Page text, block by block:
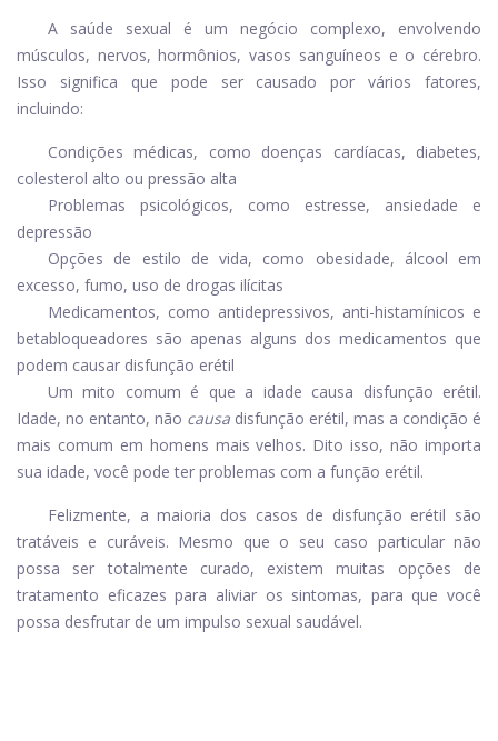
A saúde sexual é um negócio complexo, envolvendo
músculos, nervos, hormônios, vasos sanguíneos e o cérebro.
Isso significa que pode ser causado por vários fatores,
incluindo:
Condições médicas, como doenças cardíacas, diabetes,
colesterol alto ou pressão alta
Problemas psicológicos, como estresse, ansiedade e
depressão
Opções de estilo de vida, como obesidade, álcool em
excesso, fumo, uso de drogas ilícitas
Medicamentos, como antidepressivos, anti-histamínicos e
betabloqueadores são apenas alguns dos medicamentos que
podem causar disfunção erétil
Um mito comum é que a idade causa disfunção erétil.
Idade, no entanto, não causa disfunção erétil, mas a condição é
mais comum em homens mais velhos. Dito isso, não importa
sua idade, você pode ter problemas com a função erétil.
Felizmente, a maioria dos casos de disfunção erétil são
tratáveis ​​e curáveis. Mesmo que o seu caso particular não
possa ser totalmente curado, existem muitas opções de
tratamento eficazes para aliviar os sintomas, para que você
possa desfrutar de um impulso sexual saudável.